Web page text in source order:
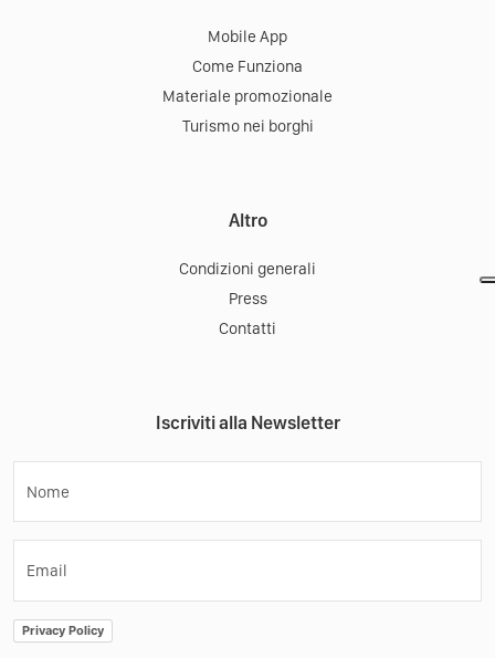
Mobile App
Come Funziona
Materiale promozionale
Turismo nei borghi
Altro
Condizioni generali
Press
Contatti
Iscriviti alla Newsletter
Nome
Email
Privacy Policy